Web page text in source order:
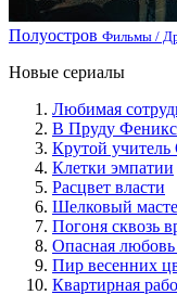
Полуостров Фильмы /
Новые сериалы
Любимая
В Пруду
Крутой
Клетки эмпатии
Расцвет власти
Шелковый
Погоня сквозь
Опасная
Пир весенних
Квартирная